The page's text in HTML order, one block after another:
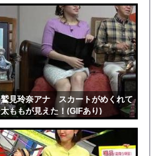
鷲見玲奈アナ スカートがめくれて
太ももが見えた！(GIFあり)